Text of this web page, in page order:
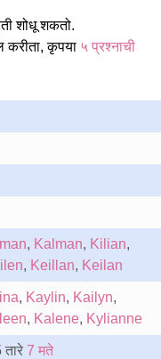
शोधू शकतो.
करीता, कृपया ५ प्रश्नाची
, Kalman, Kilian,
, Keillan, Keilan
, Kaylin, Kailyn,
, Kalene, Kylianne
7 मते